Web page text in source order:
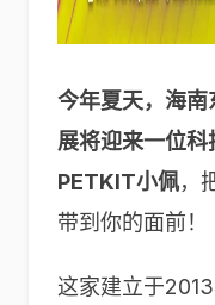
今年夏天，海南
展将迎来一位
PETKIT小佩，
带到你的面前！
这家建立于